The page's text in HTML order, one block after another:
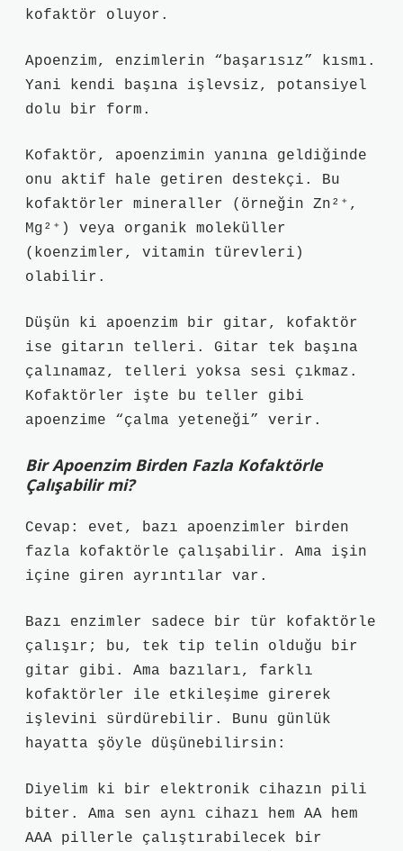
kofaktör oluyor.
Apoenzim, enzimlerin “başarısız” kısmı.
Yani kendi başına işlevsiz, potansiyel
dolu bir form.
Kofaktör, apoenzimin yanına geldiğinde
onu aktif hale getiren destekçi. Bu
kofaktörler mineraller (örneğin Zn²⁺,
Mg²⁺) veya organik moleküller
(koenzimler, vitamin türevleri)
olabilir.
Düşün ki apoenzim bir gitar, kofaktör
ise gitarın telleri. Gitar tek başına
çalınamaz, telleri yoksa sesi çıkmaz.
Kofaktörler işte bu teller gibi
apoenzime “çalma yeteneği” verir.
Bir Apoenzim Birden Fazla Kofaktörle
Çalışabilir mi?
Cevap: evet, bazı apoenzimler birden
fazla kofaktörle çalışabilir. Ama işin
içine giren ayrıntılar var.
Bazı enzimler sadece bir tür kofaktörle
çalışır; bu, tek tip telin olduğu bir
gitar gibi. Ama bazıları, farklı
kofaktörler ile etkileşime girerek
işlevini sürdürebilir. Bunu günlük
hayatta şöyle düşünebilirsin:
Diyelim ki bir elektronik cihazın pili
biter. Ama sen aynı cihazı hem AA hem
AAA pillerle çalıştırabilecek bir